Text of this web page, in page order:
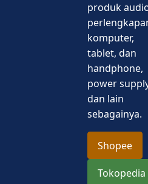
produk
komputer,
tablet, dan
handphone,
power
dan lain
sebagainya.
Shopee
Tokopedia